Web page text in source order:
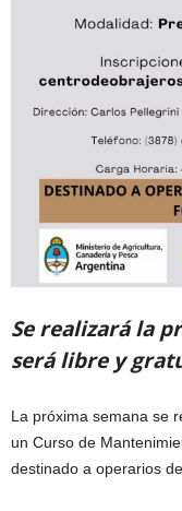
Se realizará la
será libre y
La próxima semana se
un Curso de
destinado a operarios